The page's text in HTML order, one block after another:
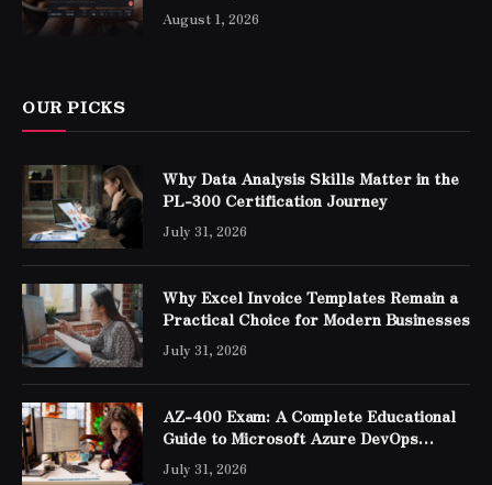
August 1, 2026
OUR PICKS
Why Data Analysis Skills Matter in the
PL-300 Certification Journey
July 31, 2026
Why Excel Invoice Templates Remain a
Practical Choice for Modern Businesses
July 31, 2026
AZ-400 Exam: A Complete Educational
Guide to Microsoft Azure DevOps
Engineer Expert Certification
July 31, 2026